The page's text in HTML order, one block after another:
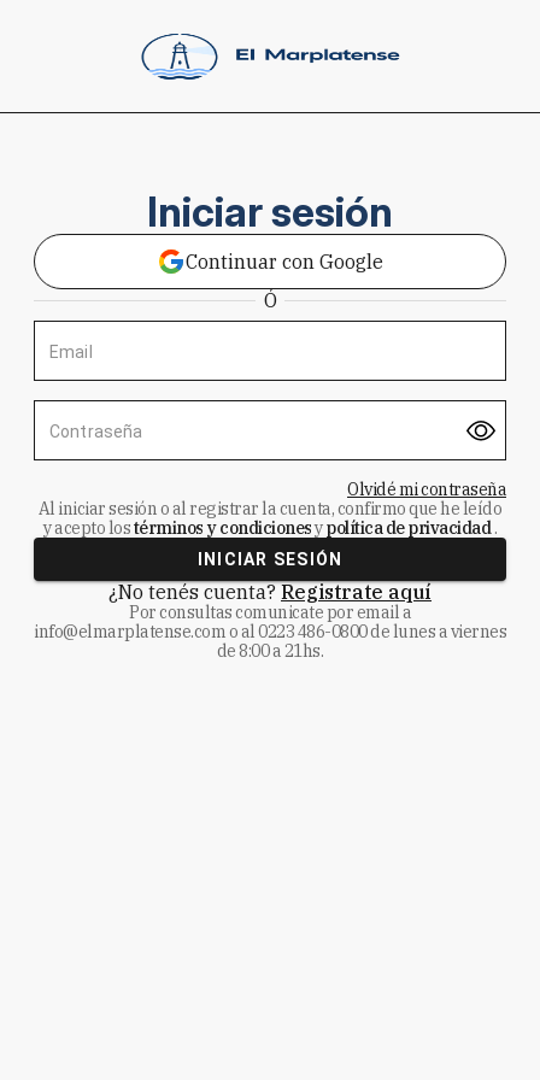
Iniciar sesión
Continuar con Google
Ó
Email
Contraseña
Olvidé mi contraseña
Al iniciar sesión o al registrar la cuenta, confirmo que he leído
y acepto lostérminos y condicionesypolítica de privacidad.
INICIAR SESIÓN
¿No tenés cuenta? Registrate aquí
Por consultas comunicate por email a
info@elmarplatense.como al0223 486-0800de lunes a viernes
de 8:00 a 21hs.